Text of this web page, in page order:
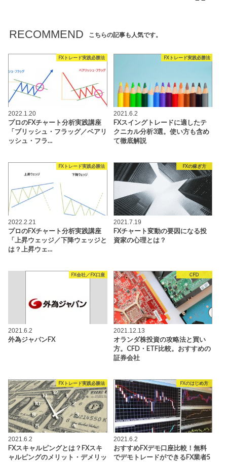
RECOMMEND こちらの記事も人気です。
FXトレード実践必勝法
2022.1.20
プロのFXチャート分析実践講座
「ブリッシュ・フラッグ／ベアリ
ッシュ・フラ…
FXトレード実践必勝法
2021.6.2
FXスイングトレードに適したテ
クニカル分析3選。使い方も含め
て徹底解説
FXトレード実践必勝法
2022.2.21
プロのFXチャート分析実践講座
「上昇ウェッジ／下降ウェッジと
は？上昇ウェ…
FXの稼ぎ方
2021.7.19
FXチャート変動の要因になる投
資家の心理とは？
FX会社／FX口座
2021.6.2
外為ジャパンFX
CFD
2021.12.13
オランダ株投資の攻略法と買い
方。CFD・ETF比較。おすすめの
証券会社
FXトレード実践必勝法
2021.6.2
FXスキャルピングとは？FXスキ
ャルピングのメリット・デメリッ
FXのはじめ方
2021.6.2
おすすめFXデモ口座比較！無料
でデモトレードができるFX業者5